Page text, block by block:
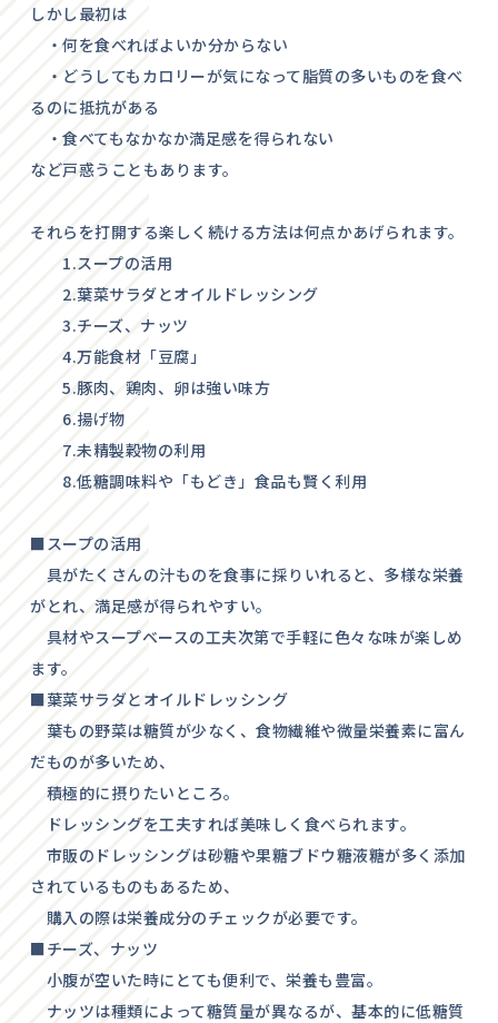
しかし最初は
・何を食べればよいか分からない
・どうしてもカロリーが気になって脂質の多いものを食べ
るのに抵抗がある
・食べてもなかなか満足感を得られない
など戸惑うこともあります。
それらを打開する楽しく続ける方法は何点かあげられます。
1.スープの活用
2.葉菜サラダとオイルドレッシング
3.チーズ、ナッツ
4.万能食材「豆腐」
5.豚肉、鶏肉、卵は強い味方
6.揚げ物
7.未精製穀物の利用
8.低糖調味料や「もどき」食品も賢く利用
■スープの活用
具がたくさんの汁ものを食事に採りいれると、多様な栄養
がとれ、満足感が得られやすい。
具材やスープベースの工夫次第で手軽に色々な味が楽しめ
ます。
■葉菜サラダとオイルドレッシング
葉もの野菜は糖質が少なく、食物繊維や微量栄養素に富ん
だものが多いため、
積極的に摂りたいところ。
ドレッシングを工夫すれば美味しく食べられます。
市販のドレッシングは砂糖や果糖ブドウ糖液糖が多く添加
されているものもあるため、
購入の際は栄養成分のチェックが必要です。
■チーズ、ナッツ
小腹が空いた時にとても便利で、栄養も豊富。
ナッツは種類によって糖質量が異なるが、基本的に低糖質